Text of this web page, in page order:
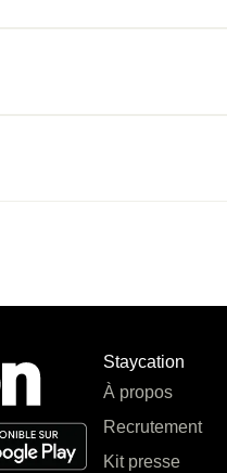
Staycation
À propos
Recrutement
Kit presse